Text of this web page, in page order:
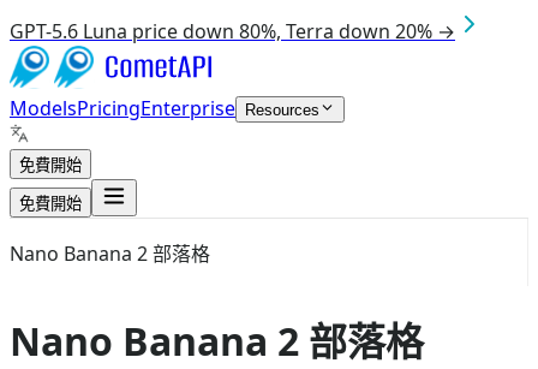
GPT-5.6 Luna price down 80%, Terra down 20% →
ModelsPricingEnterprise Resources
免費開始
免費開始
Nano Banana 2 部落格
Nano Banana 2 部落格